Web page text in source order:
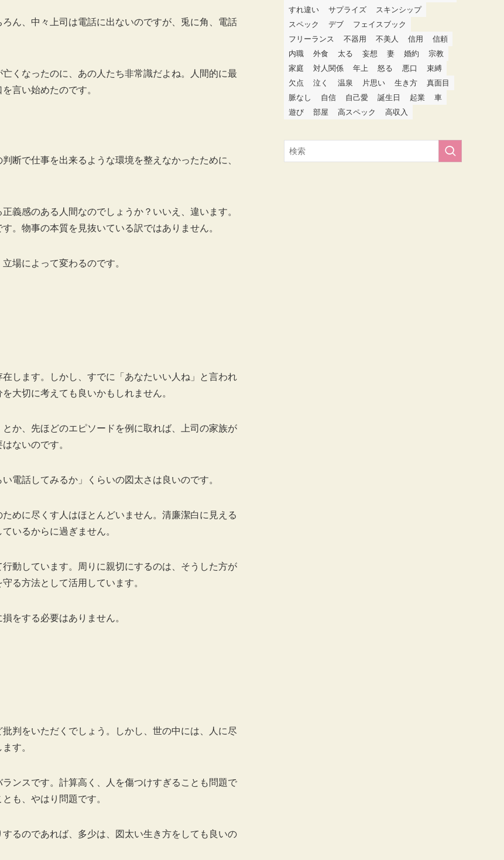
ん、中々上司は電話に出ないのですが、兎に角、電話
くなったのに、あの人たち非常識だよね。人間的に最
言い始めたのです。
断で仕事を出来るような環境を整えなかったために、
義感のある人間なのでしょうか？いいえ、違います。
。物事の本質を見抜いている訳ではありません。
場によって変わるのです。
します。しかし、すでに「あなたいい人ね」と言われ
大切に考えても良いかもしれません。
か、先ほどのエピソードを例に取れば、上司の家族が
ないのです。
電話してみるか」くらいの図太さは良いのです。
めに尽くす人はほとんどいません。清廉潔白に見える
いるからに過ぎません。
動しています。周りに親切にするのは、そうした方が
る方法として活用しています。
をする必要はありません。
判をいただくでしょう。しかし、世の中には、人に尽
す。
ンスです。計算高く、人を傷つけすぎることも問題で
も、やはり問題です。
るのであれば、多少は、図太い生き方をしても良いの
すれ違い
サプライズ
スキンシップ
スペック
デブ
フェイスブック
フリーランス
不器用 不美人 信用
信頼
内職
外食 太る 妄想 妻 婚約
宗教
家庭
対人関係 年上 怒る 悪口
束縛
欠点
泣く 温泉 片思い 生き方
真面目
脈なし
自信 自己愛 誕生日 起業
車
遊び
部屋 高スペック 高収入